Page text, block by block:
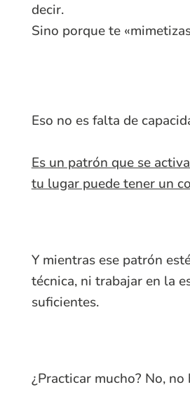
decir.
Sino porque te
Eso no es falta de
Es un patrón que se
tu lugar puede tener un
Y mientras ese patrón
técnica, ni trabajar en la
suficientes.
¿Practicar mucho? No, no